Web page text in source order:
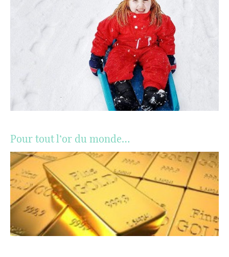
Pour tout l’or du monde…